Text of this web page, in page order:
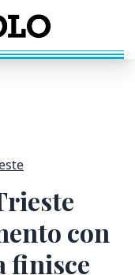
con
finisce